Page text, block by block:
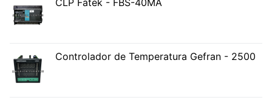
Controlador de Temperatura Gefran - 2500